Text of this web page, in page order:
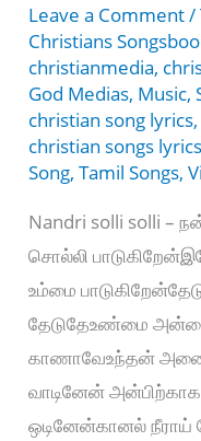
Leave a Comment/
Christians
christianmedia,
God Medias, Music,
christian song lyrics
christian songs lyrics
Song,Tamil Songs,
Nandri solli solli –
சொல்லி
உம்மை
தேடுதேஉண்மை
காணாவேஉந்தன்
வாடினேன்
ஒடினேன்கானல்